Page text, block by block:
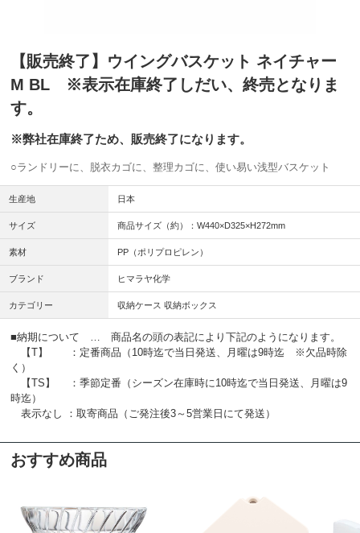
【販売終了】ウイングバスケット ネイチャー
M BL ※表示在庫終了しだい、終売となりま
す。
※弊社在庫終了ため、販売終了になります。
○ランドリーに、脱衣カゴに、整理カゴに、使い易い浅型バスケット
生産地 日本
サイズ 商品サイズ（約）：W440×D325×H272mm
素材 PP（ポリプロピレン）
ブランド ヒマラヤ化学
カテゴリー 収納ケース 収納ボックス
■納期について … 商品名の頭の表記により下記のようになります。
【T】 ：定番商品（10時迄で当日発送、月曜は9時迄 ※欠品時除
く）
【TS】 ：季節定番（シーズン在庫時に10時迄で当日発送、月曜は9
時迄）
表示なし ：取寄商品（ご発注後3～5営業日にて発送）
おすすめ商品